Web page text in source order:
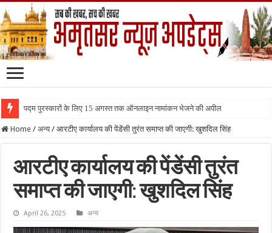
पद्म पुरस्कारों के लिए 15 अगस्त तक ऑनलाइन नामांकन भेजने की अपील
Home / अन्य / आरटीए कार्यालय की पेंडेंसी तुरंत समाप्त की जाएगी: खुशदिल सिंह
आरटीए कार्यालय की पेंडेंसी तुरंत
समाप्त की जाएगी: खुशदिल सिंह
April 26, 2025 अन्य